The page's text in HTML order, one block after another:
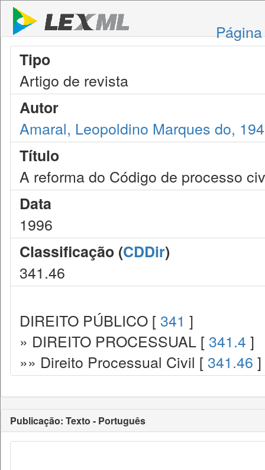
Tipo
Artigo de revista
Autor
Amaral, Leopoldino Marques do,
Título
A reforma do Código de processo
Data
1996
Classificação (CDDir)
341.46
DIREITO PÚBLICO [ 341 ]
» DIREITO PROCESSUAL [ 341.4 ]
»» Direito Processual Civil [ 341.46 ]
Publicação: Texto - Português